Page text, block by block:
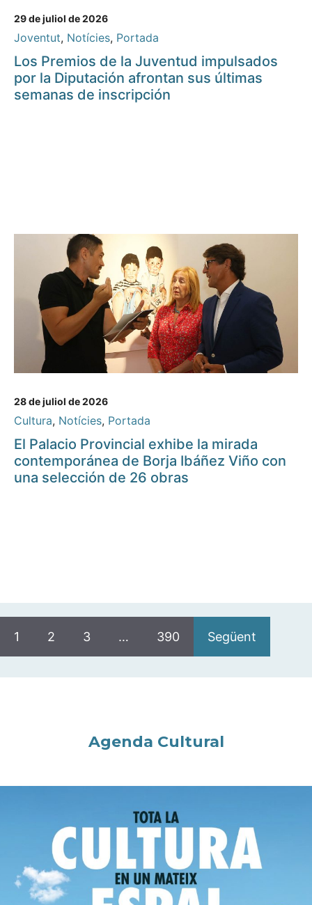
29 de juliol de 2026
Joventut, Notícies, Portada
Los Premios de la Juventud impulsados
por la Diputación afrontan sus últimas
semanas de inscripción
28 de juliol de 2026
Cultura, Notícies, Portada
El Palacio Provincial exhibe la mirada
contemporánea de Borja Ibáñez Viño con
una selección de 26 obras
1 2 3 … 390 Següent
Agenda Cultural